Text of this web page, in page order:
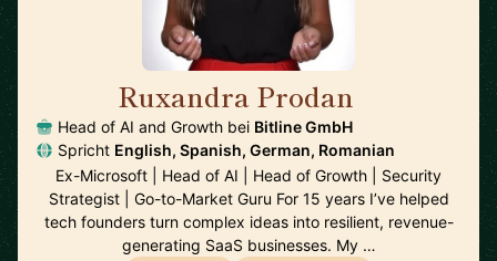
Ruxandra Prodan
Head of AI and Growth bei Bitline GmbH
Spricht English, Spanish, German, Romanian
Ex-Microsoft | Head of AI | Head of Growth | Security
Strategist | Go-to-Market Guru For 15 years I’ve helped
tech founders turn complex ideas into resilient, revenue-
generating SaaS businesses. My …